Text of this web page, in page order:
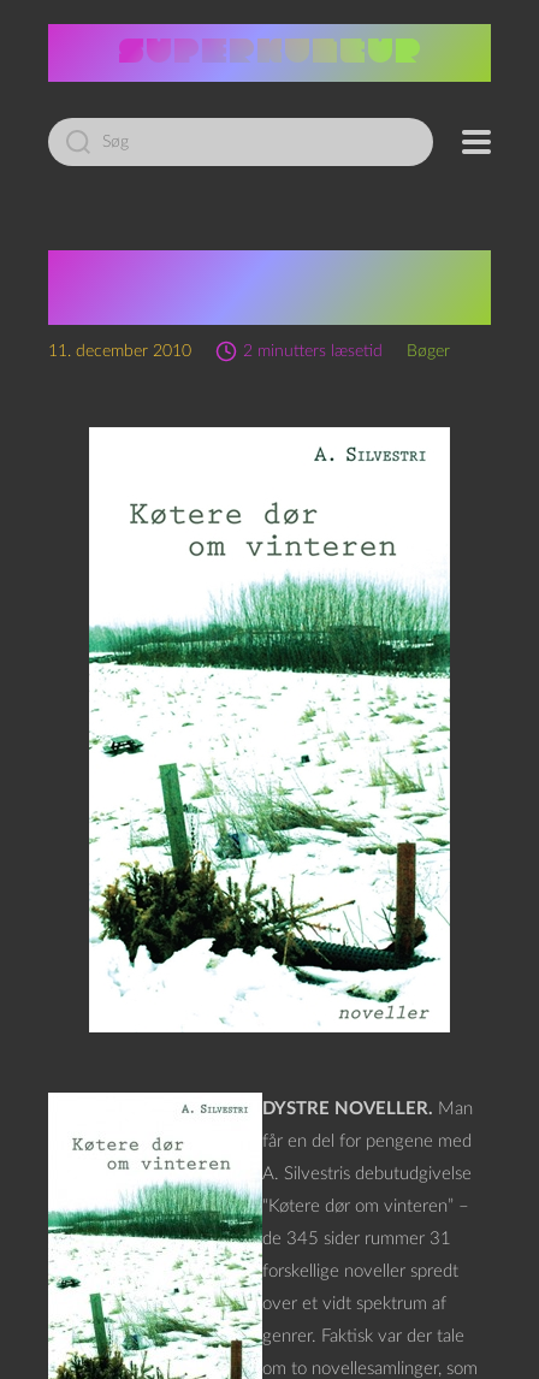
Led
efter:
11. december 2010 2 minutters læsetid Bøger
DYSTRE NOVELLER. Man
får en del for pengene med
A. Silvestris debutudgivelse
“Køtere dør om vinteren” –
de 345 sider rummer 31
forskellige noveller spredt
over et vidt spektrum af
genrer. Faktisk var der tale
om to novellesamlinger, som